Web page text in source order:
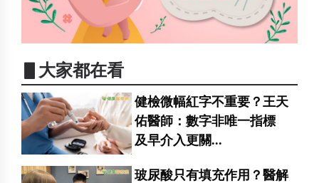
▋大家都在看
健檢微幅紅字不重要？王天
佑醫師：數字非唯一指標
及早介入更關...
玻尿酸只有填充作用？醫解